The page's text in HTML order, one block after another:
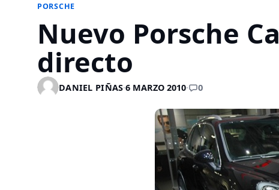
PORSCHE
Nuevo Porsche
directo
DANIEL PIÑAS·6 MARZO 2010· 0